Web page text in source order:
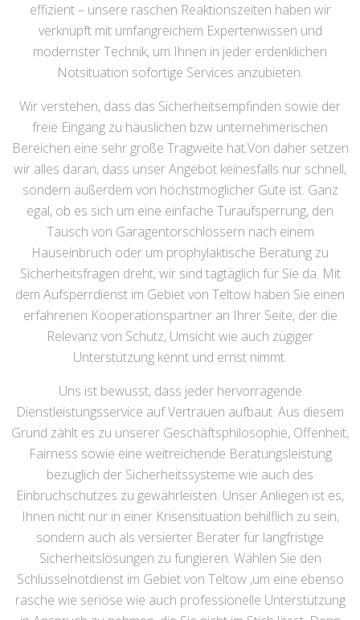
effizient – unsere raschen Reaktionszeiten haben wir
verknüpft mit umfangreichem Expertenwissen und
modernster Technik, um Ihnen in jeder erdenklichen
Notsituation sofortige Services anzubieten.
Wir verstehen, dass das Sicherheitsempfinden sowie der
freie Eingang zu häuslichen bzw unternehmerischen
Bereichen eine sehr große Tragweite hat.Von daher setzen
wir alles daran, dass unser Angebot keinesfalls nur schnell,
sondern außerdem von höchstmöglicher Güte ist. Ganz
egal, ob es sich um eine einfache Türaufsperrung, den
Tausch von Garagentorschlössern nach einem
Hauseinbruch oder um prophylaktische Beratung zu
Sicherheitsfragen dreht, wir sind tagtäglich für Sie da. Mit
dem Aufsperrdienst im Gebiet von Teltow haben Sie einen
erfahrenen Kooperationspartner an Ihrer Seite, der die
Relevanz von Schutz, Umsicht wie auch zügiger
Unterstützung kennt und ernst nimmt.
Uns ist bewusst, dass jeder hervorragende
Dienstleistungsservice auf Vertrauen aufbaut. Aus diesem
Grund zählt es zu unserer Geschäftsphilosophie, Offenheit,
Fairness sowie eine weitreichende Beratungsleistung
bezüglich der Sicherheitssysteme wie auch des
Einbruchschutzes zu gewährleisten. Unser Anliegen ist es,
Ihnen nicht nur in einer Krisensituation behilflich zu sein,
sondern auch als versierter Berater für langfristige
Sicherheitslösungen zu fungieren. Wählen Sie den
Schlüsselnotdienst im Gebiet von Teltow ,um eine ebenso
rasche wie seriöse wie auch professionelle Unterstützung